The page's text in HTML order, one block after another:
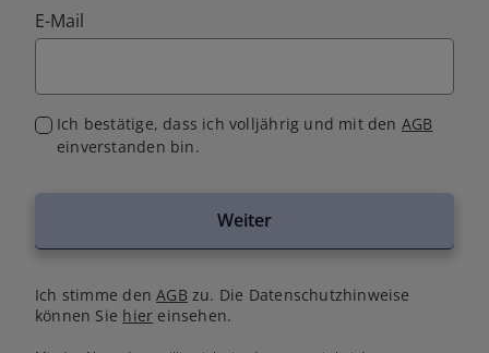
E-Mail
Ich bestätige, dass ich volljährig und mit den AGB
einverstanden bin.
Weiter
Ich stimme denAGB zu. Die Datenschutzhinweise
können Sie hier einsehen.